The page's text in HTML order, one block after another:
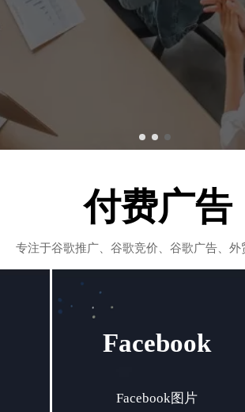
付费广告
专注于谷歌推广、谷歌竞价、谷歌广告、外
Facebook
Facebook图片
Facebook
Facebook图片广告